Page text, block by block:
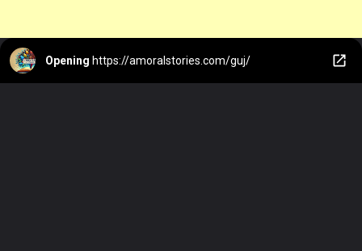
Opening https://amoralstories.com/guj/